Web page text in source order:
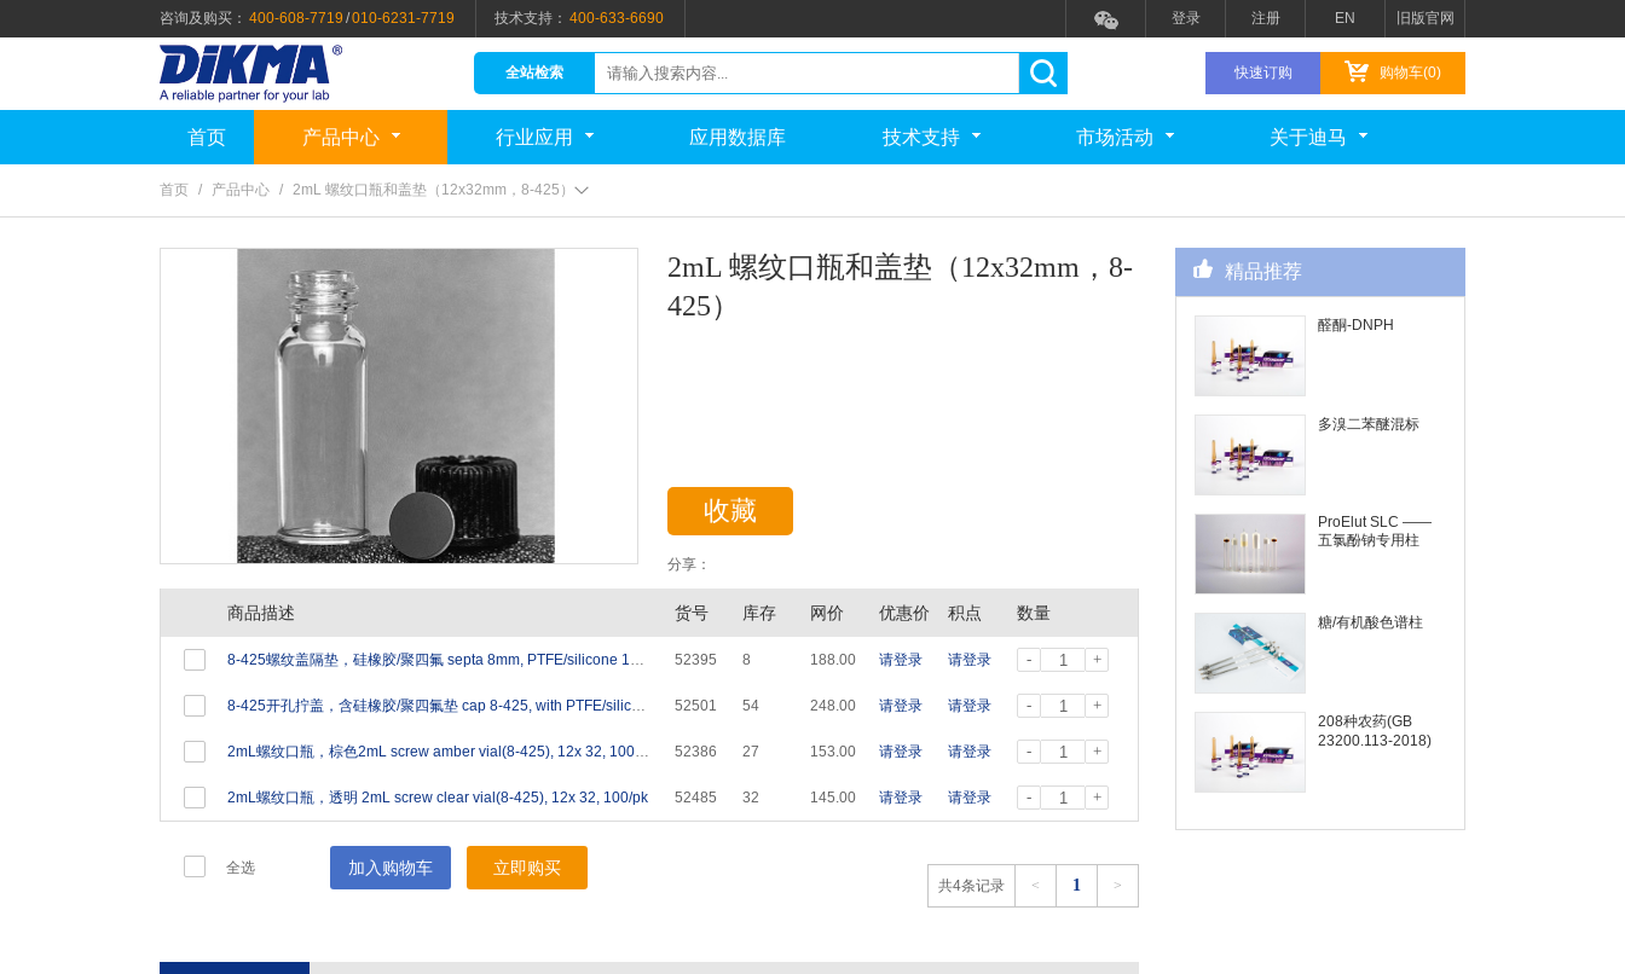
咨询及购买： 400-608-7719 /010-6231-7719 技术支持： 400-633-6690 旧版官网
EN
注册
登录
全站检索 快速订购 购物车(0)
首页 产品中心 行业应用 应用数据库 技术支持 市场活动 关于迪马
首页 / 产品中心 / 2mL 螺纹口瓶和盖垫（12x32mm，8-425）
2mL 螺纹口瓶和盖垫（12x32mm，8-
425）
收藏
分享：
商品描述 货号 库存 网价 优惠价 积点 数量
8-425螺纹盖隔垫，硅橡胶/聚四氟 septa 8mm, PTFE/silicone 100/pk 52395 8 188.00 请登录 请登录 - +
8-425开孔拧盖，含硅橡胶/聚四氟垫 cap 8-425, with PTFE/silicone lined, 100/pk 52501 54 248.00 请登录 请登录 - +
2mL螺纹口瓶，棕色2mL screw amber vial(8-425), 12x 32, 100/pk 52386 27 153.00 请登录 请登录 - +
2mL螺纹口瓶，透明 2mL screw clear vial(8-425), 12x 32, 100/pk 52485 32 145.00 请登录 请登录 - +
全选 加入购物车 立即购买
共4条记录 < 1 >
精品推荐
醛酮-DNPH
多溴二苯醚混标
ProElut SLC ——
五氯酚钠专用柱
糖/有机酸色谱柱
208种农药(GB
23200.113-2018)